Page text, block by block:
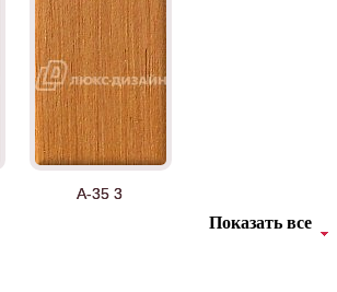
А-35 3
Показать все